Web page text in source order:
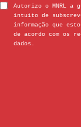
Autorizo o MNRL a
intuito de
informação que
de acordo com os
dados.